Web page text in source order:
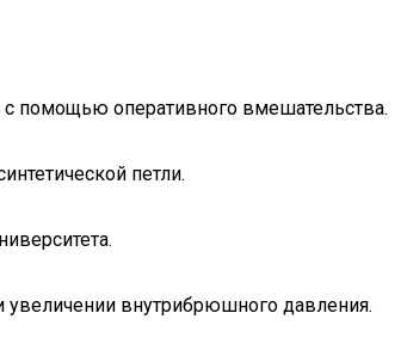
помощью оперативного вмешательства.
петли.
внутрибрюшного давления.